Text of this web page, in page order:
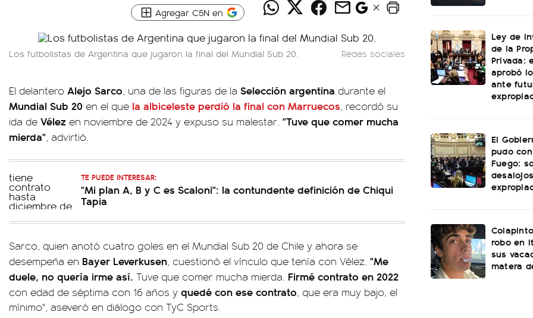
Agregar C5N en
Los futbolistas de Argentina que jugaron la final del Mundial Sub 20. Redes sociales
El delantero Alejo Sarco, una de las figuras de la Selección argentina durante el
Mundial Sub 20 en el que la albiceleste perdió la final con Marruecos, recordó su
ida de Vélez en noviembre de 2024 y expuso su malestar. "Tuve que comer mucha
mierda", advirtió.
TE PUEDE INTERESAR:
"Mi plan A, B y C es Scaloni": la contundente definición de Chiqui
Tapia
Sarco, quien anotó cuatro goles en el Mundial Sub 20 de Chile y ahora se
desempeña en Bayer Leverkusen, cuestionó el vínculo que tenía con Vélez. "Me
duele, no quería irme así. Tuve que comer mucha mierda. Firmé contrato en 2022
con edad de séptima con 16 años y quedé con ese contrato, que era muy bajo, el
mínimo", aseveró en diálogo con TyC Sports.
Ley de
de la
Privada:
aprobó
ante
El
pudo
Fuego:
robo en
sus
matera